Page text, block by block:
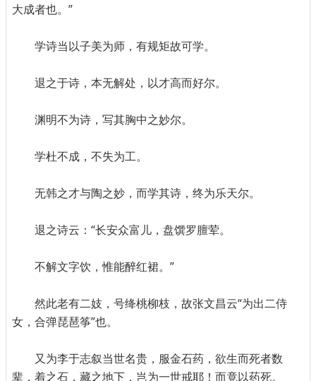
大成者也。”
学诗当以子美为师，有规矩故可学。
退之于诗，本无解处，以才高而好尔。
渊明不为诗，写其胸中之妙尔。
学杜不成，不失为工。
无韩之才与陶之妙，而学其诗，终为乐天尔。
退之诗云：“长安众富儿，盘馔罗膻荤。
不解文字饮，惟能醉红裙。”
然此老有二妓，号绛桃柳枝，故张文昌云“为出二侍
女，合弹琵琶筝”也。
又为李于志叙当世名贵，服金石药，欲生而死者数
辈，着之石，藏之地下，岂为一世戒耶！而竟以药死。